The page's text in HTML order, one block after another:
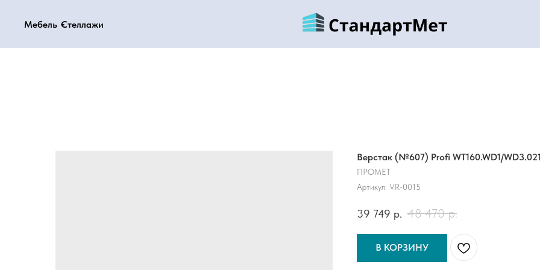
Мебель Стеллажи
Мебель Стеллажи
Верстак (№607) Profi WT160.WD1/WD3.021
ПРОМЕТ
Артикул: VR-0015
39 749 р. 48 470 р.
В КОРЗИНУ